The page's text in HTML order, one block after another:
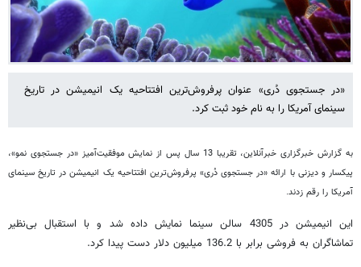
«در جستجوی دُری» عنوان پرفروش‌ترین افتتاحیه یک انیمیشن در تاریخ
سینمای آمریکا را به نام خود ثبت کرد.
به گزارش خبرگزاری خبرآنلاین، تقریبا 13 سال پس از نمایش موفقیت‌آمیز «در جستجوی نمو»،
پیکسار و دیزنی با ارائه «در جستجوی دُری» پرفروش‌ترین افتتاحیه یک انیمیشن در تاریخ سینمای
آمریکا را رقم زدند.
این انیمیشن در 4305 سالن سینما نمایش داده شد و با استقبال بی‌نظیر
تماشاگران به فروشی برابر با 136.2 میلیون دلار دست پیدا کرد.